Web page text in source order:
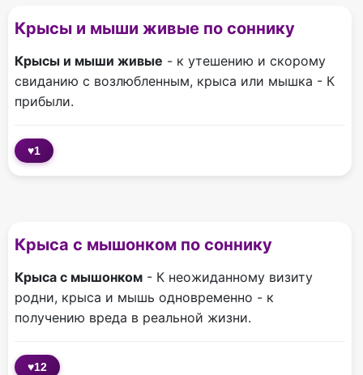
Крысы и мыши живые по соннику
Крысы и мыши живые - к утешению и скорому
свиданию с возлюбленным, крыса или мышка - К
прибыли.
♥1
Крыса с мышонком по соннику
Крыса с мышонком - К неожиданному визиту
родни, крыса и мышь одновременно - к
получению вреда в реальной жизни.
♥12